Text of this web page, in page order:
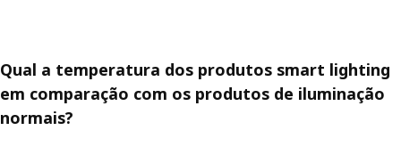
Qual a temperatura dos produtos smart lighting
em comparação com os produtos de iluminação
normais?